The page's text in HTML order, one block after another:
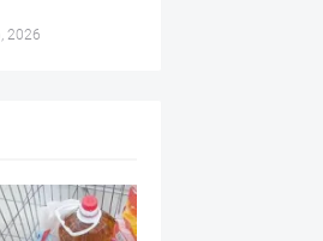
2026